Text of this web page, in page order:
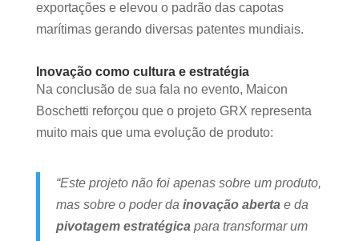
exportações e elevou o padrão das capotas
marítimas gerando diversas patentes mundiais.
Inovação como cultura e estratégia
Na conclusão de sua fala no evento, Maicon
Boschetti reforçou que o projeto GRX representa
muito mais que uma evolução de produto:
“Este projeto não foi apenas sobre um produto,
mas sobre o poder da inovação aberta e da
pivotagem estratégica para transformar um